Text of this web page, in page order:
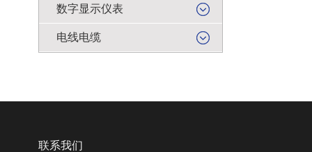
数字显示仪表
电线电缆
联系我们